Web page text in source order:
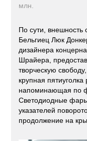
млн.
По сути, внешность
Бельгиец Люк
дизайнера
Шрайера,
творческую
крупная
напоминающая по
Светодиодные
указателей
продолжение на